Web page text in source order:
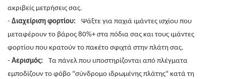
ακριβείς μετρήσεις σας.
- Διαχείριση φορτίου:
Ψάξτε για παχιά ιμάντες ισχίου που
μεταφέρουν το βάρος 80%+ στα πόδια σας και τους ιμάντες
φορτίου που κρατούν το πακέτο σφιχτά στην πλάτη σας.
- Αερισμός:
Τα πάνελ που υποστηρίζονται από πλέγματα
εμποδίζουν το φόβο "σύνδρομο ιδρωμένης πλάτης" κατά τη